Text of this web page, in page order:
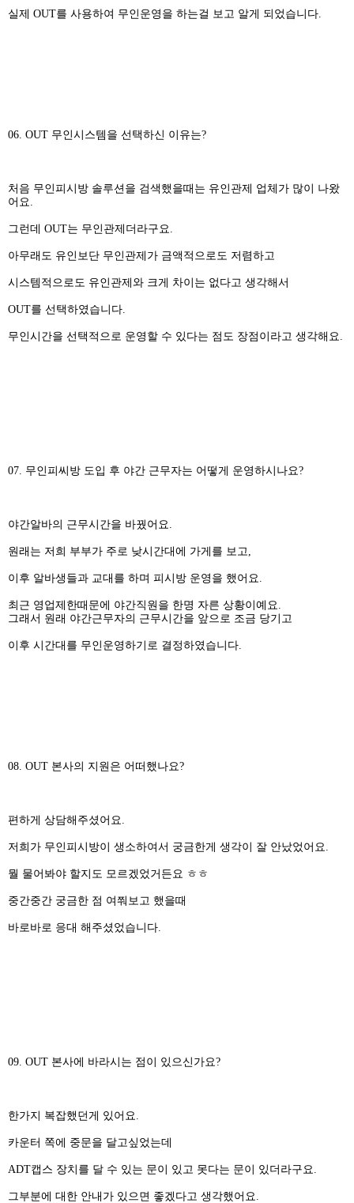
실제 OUT를 사용하여 무인운영을 하는걸 보고 알게 되었습니다.
06. OUT 무인시스템을 선택하신 이유는?
처음 무인피시방 솔루션을 검색했을때는 유인관제 업체가 많이 나왔
어요.
그런데 OUT는 무인관제더라구요.
아무래도 유인보단 무인관제가 금액적으로도 저렴하고
시스템적으로도 유인관제와 크게 차이는 없다고 생각해서
OUT를 선택하였습니다.
무인시간을 선택적으로 운영할 수 있다는 점도 장점이라고 생각해요.
07. 무인피씨방 도입 후 야간 근무자는 어떻게 운영하시나요?
야간알바의 근무시간을 바꿨어요.
원래는 저희 부부가 주로 낮시간대에 가게를 보고,
이후 알바생들과 교대를 하며 피시방 운영을 했어요.
최근 영업제한때문에 야간직원을 한명 자른 상황이예요.
그래서 원래 야간근무자의 근무시간을 앞으로 조금 당기고
이후 시간대를 무인운영하기로 결정하였습니다.
08. OUT 본사의 지원은 어떠했나요?
편하게 상담해주셨어요.
저희가 무인피시방이 생소하여서 궁금한게 생각이 잘 안났었어요.
뭘 물어봐야 할지도 모르겠었거든요 ㅎㅎ
중간중간 궁금한 점 여쭤보고 했을때
바로바로 응대 해주셨었습니다.
09. OUT 본사에 바라시는 점이 있으신가요?
한가지 복잡했던게 있어요.
카운터 쪽에 중문을 달고싶었는데
ADT캡스 장치를 달 수 있는 문이 있고 못다는 문이 있더라구요.
그부분에 대한 안내가 있으면 좋겠다고 생각했어요.